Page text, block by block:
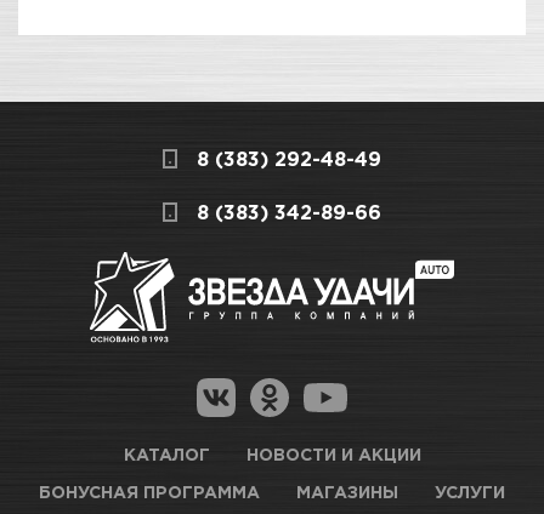
Серый
Вес / Размер / Объем 0,4 л
СКЛАДСКОЙ КОМПЛЕКС
Нет в наличии
Новосибирск, Петухова, 27/3
КАРТА ПРОЕЗДА И КОНТАКТЫ
получение товара максимально комфортными,
поэтому подготовили для Вас самую
Как купить товар?
Гарантия на товар
Магазины для получения товара
Оптовые поставки
8 (383) 292-48-49
8 (383) 342-89-66
КАТАЛОГ НОВОСТИ И АКЦИИ
БОНУСНАЯ ПРОГРАММА МАГАЗИНЫ УСЛУГИ